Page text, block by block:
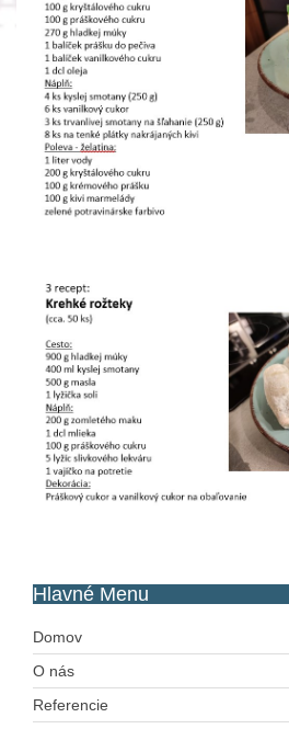
Hlavné Menu
Domov
O nás
Referencie